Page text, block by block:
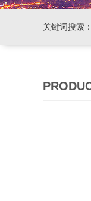
关键词搜索：